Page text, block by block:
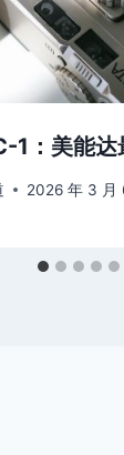
1：美能达
2026 年 3 月